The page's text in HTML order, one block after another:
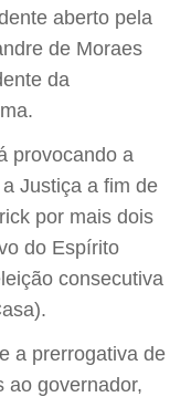
aberto pela
de Moraes
da
provocando a
Justiça a fim de
por mais dois
do Espírito
consecutiva
a prerrogativa de
ao governador,